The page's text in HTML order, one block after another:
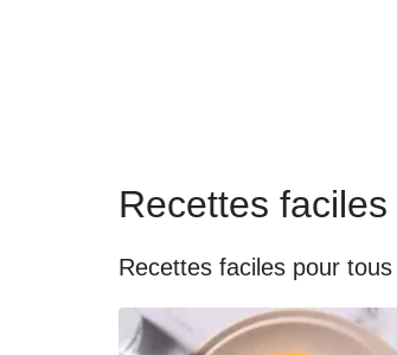
Recettes faciles
Recettes faciles pour